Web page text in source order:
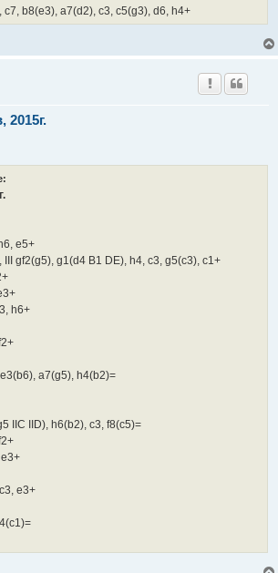
c7, b8(e3), a7(d2), c3, c5(g3), d6, h4+
2015г.
e5+
III gf2(g5), g1(d4 B1 DE), h4, c3, g5(c3), c1+
h6+
e3(b6), a7(g5), h4(b2)=
IIC IID), h6(b2), c3, f8(c5)=
e3+
e3+